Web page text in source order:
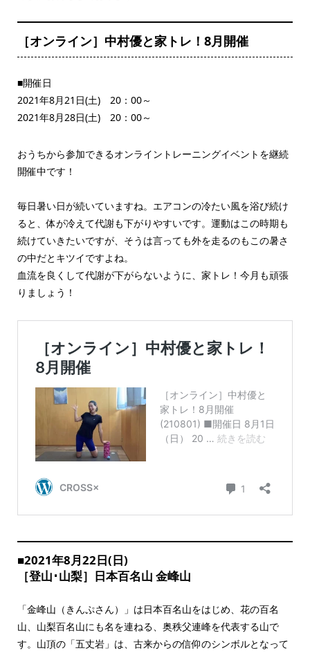
［オンライン］中村優と家トレ！8月開催
■開催日
2021年8月21日(土) 20：00～
2021年8月28日(土) 20：00～
おうちから参加できるオンライントレーニングイベントを継続
開催中です！
毎日暑い日が続いていますね。エアコンの冷たい風を浴び続け
ると、体が冷えて代謝も下がりやすいです。運動はこの時期も
続けていきたいですが、そうは言っても外を走るのもこの暑さ
の中だとキツイですよね。
血流を良くして代謝が下がらないように、家トレ！今月も頑張
りましょう！
■2021年8月22日(日)
［登山･山梨］日本百名山 金峰山
「金峰山（きんぷさん）」は日本百名山をはじめ、花の百名
山、山梨百名山にも名を連ねる、奥秩父連峰を代表する山で
す。山頂の「五丈岩」は、古来からの信仰のシンボルとなって